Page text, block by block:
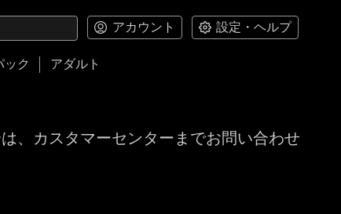
アカウント 設定・ヘルプ
ック アダルト
、カスタマーセンターまでお問い合わせ